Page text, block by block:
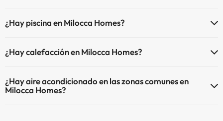
¿Hay piscina en Milocca Homes?
Aquí tienes más info sobre la piscina y otras instalaciones.
¿Hay calefacción en Milocca Homes?
¿Hay aire acondicionado en las zonas comunes en
Milocca Homes?